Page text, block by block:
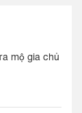
mộ gia chủ